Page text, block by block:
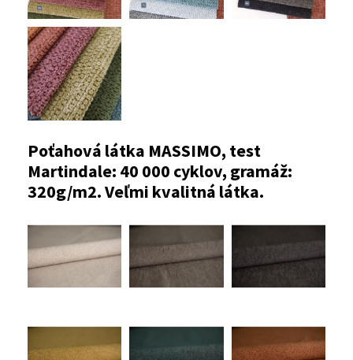
Poťahová látka MASSIMO, test
Martindale: 40 000 cyklov, gramáž:
320g/m2. Veľmi kvalitná látka.